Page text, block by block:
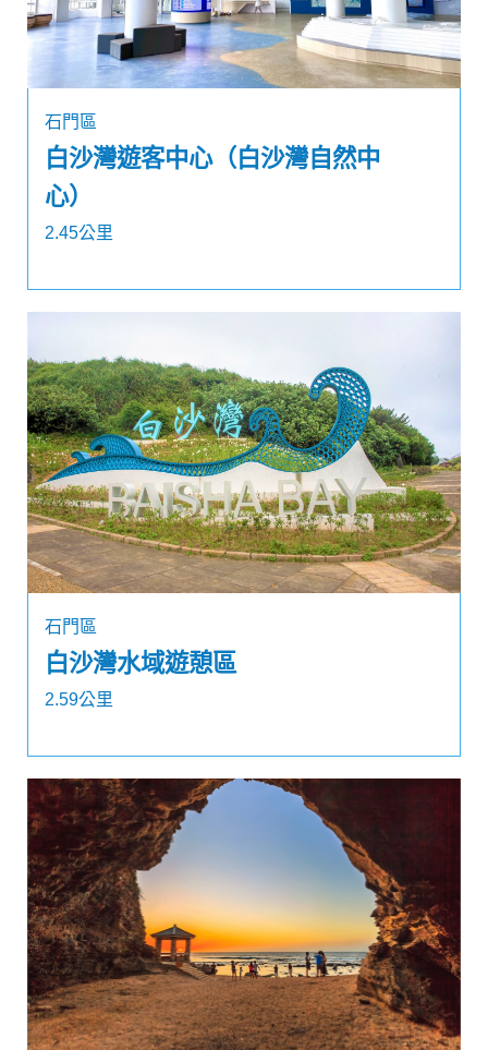
石門區
白沙灣遊客中心（白沙灣自然中
心）
2.45公里
石門區
白沙灣水域遊憩區
2.59公里